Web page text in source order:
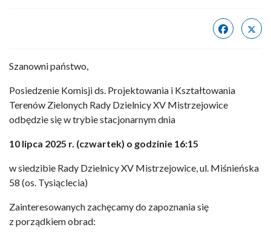
Szanowni państwo,
Posiedzenie Komisji ds. Projektowania i Kształtowania
Terenów Zielonych Rady Dzielnicy XV Mistrzejowice
odbędzie się w trybie stacjonarnym dnia
10 lipca 2025 r. (czwartek) o godzinie 16:15
w siedzibie Rady Dzielnicy XV Mistrzejowice, ul. Miśnieńska
58 (os. Tysiąclecia)
Zainteresowanych zachęcamy do zapoznania się
z porządkiem obrad: